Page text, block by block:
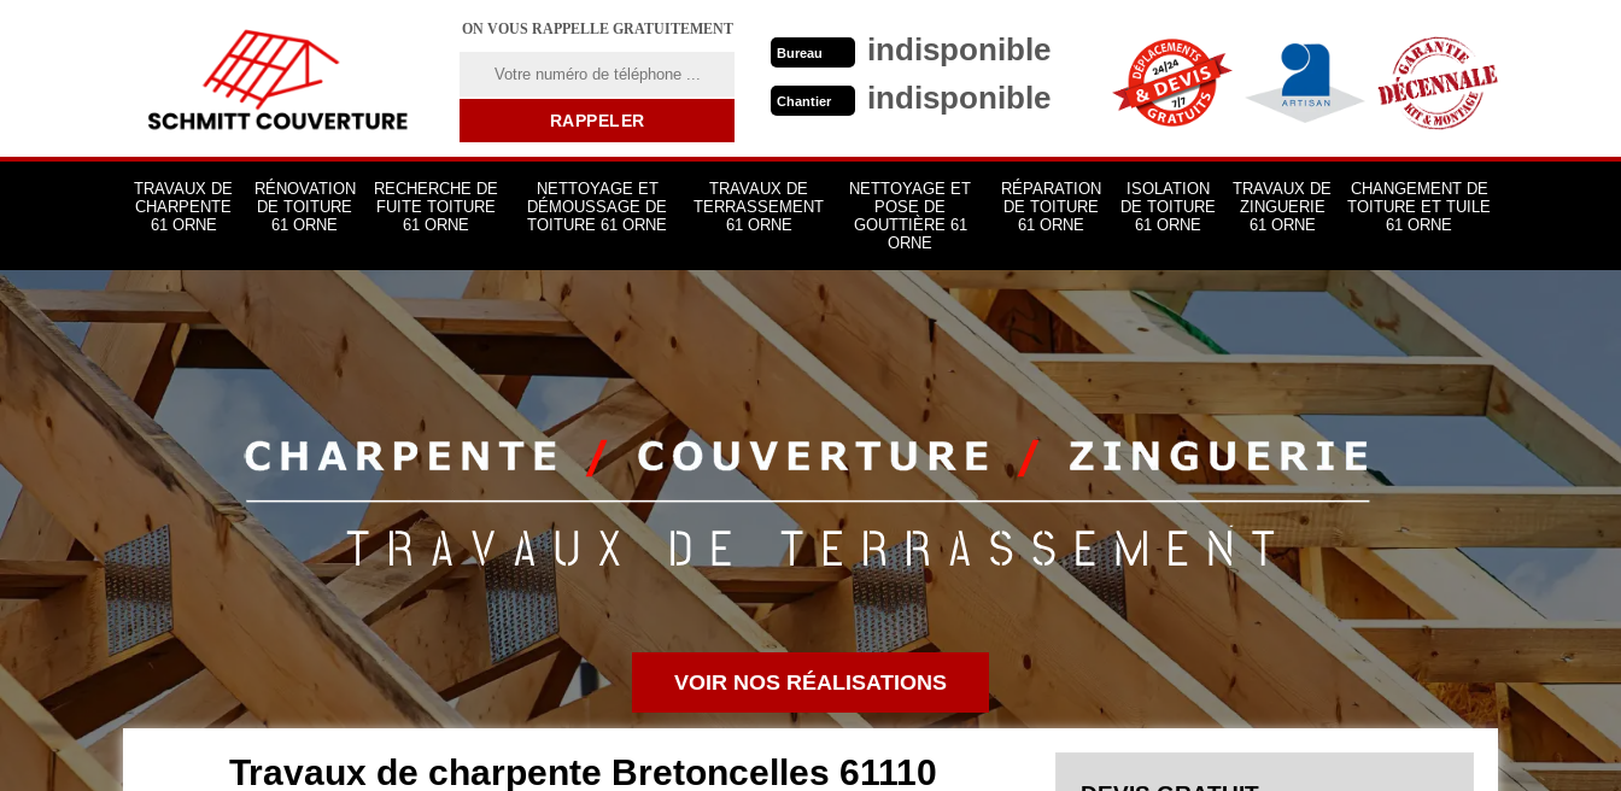
ON VOUS RAPPELLE GRATUITEMENT
Bureau indisponible
Chantier indisponible
TRAVAUX DE
CHARPENTE
61 ORNE
RÉNOVATION
DE TOITURE
61 ORNE
RECHERCHE DE
FUITE TOITURE
61 ORNE
NETTOYAGE ET
DÉMOUSSAGE DE
TOITURE 61 ORNE
TRAVAUX DE
TERRASSEMENT
61 ORNE
NETTOYAGE ET
POSE DE
GOUTTIÈRE 61
ORNE
RÉPARATION
DE TOITURE
61 ORNE
ISOLATION
DE TOITURE
61 ORNE
TRAVAUX DE
ZINGUERIE
61 ORNE
CHANGEMENT DE
TOITURE ET TUILE
61 ORNE
VOIR NOS RÉALISATIONS
Travaux de charpente Bretoncelles 61110